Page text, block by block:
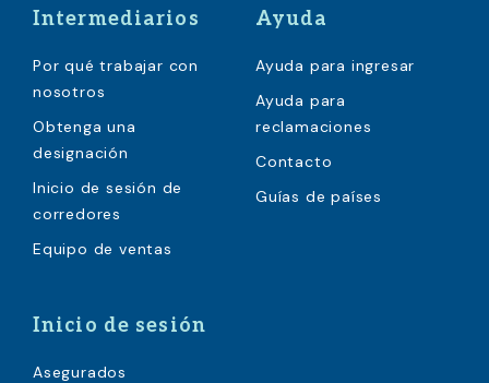
Intermediarios
Por qué trabajar con
nosotros
Obtenga una
designación
Inicio de sesión de
corredores
Equipo de ventas
Ayuda
Ayuda para ingresar
Ayuda para
reclamaciones
Contacto
Guías de países
Inicio de sesión
Asegurados